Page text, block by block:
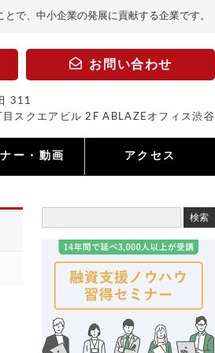
で、中小企業の発展に貢献する企業です。
お問い合わせ
311
スクエアビル 2F ABLAZEオフィス渋谷
ー・動画 アクセス